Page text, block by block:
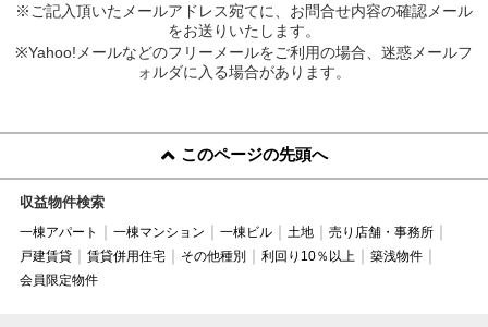
※ご記入頂いたメールアドレス宛てに、お問合せ内容の確認メール
をお送りいたします。
※Yahoo!メールなどのフリーメールをご利用の場合、迷惑メールフ
ォルダに入る場合があります。
このページの先頭へ
収益物件検索
一棟アパート 一棟マンション 一棟ビル 土地
売り店舗・事務所
戸建賃貸
賃貸併用住宅 その他種別 利回り10％以上
築浅物件
会員限定物件